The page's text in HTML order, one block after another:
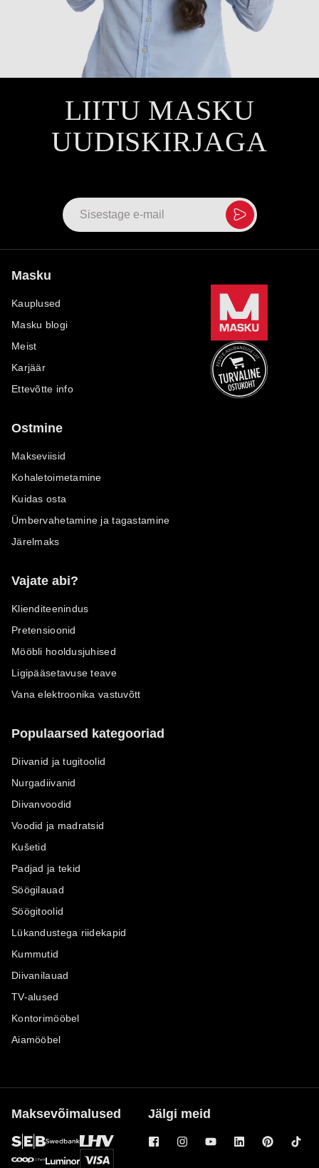
LIITU MASKU
UUDISKIRJAGA
Masku
Kauplused
Masku blogi
Meist
Karjäär
Ettevõtte info
Ostmine
Makseviisid
Kohaletoimetamine
Kuidas osta
Ümbervahetamine ja tagastamine
Järelmaks
Vajate abi?
Klienditeenindus
Pretensioonid
Mööbli hooldusjuhised
Ligipääsetavuse teave
Vana elektroonika vastuvõtt
Populaarsed kategooriad
Diivanid ja tugitoolid
Nurgadiivanid
Diivanvoodid
Voodid ja madratsid
Kušetid
Padjad ja tekid
Söögilauad
Söögitoolid
Lükandustega riidekapid
Kummutid
Diivanilauad
TV-alused
Kontorimööbel
Aiamööbel
Maksevõimalused Jälgi meid